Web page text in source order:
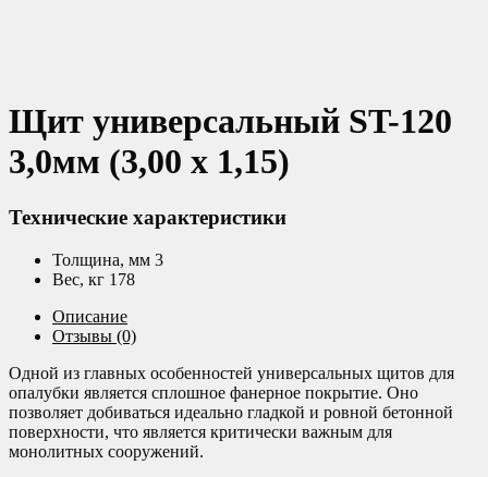
Щит универсальный ST-120
3,0мм (3,00 х 1,15)
Технические характеристики
Толщина, мм 3
Вес, кг 178
Описание
Отзывы (0)
Одной из главных особенностей универсальных щитов для
опалубки является сплошное фанерное покрытие. Оно
позволяет добиваться идеально гладкой и ровной бетонной
поверхности, что является критически важным для
монолитных сооружений.